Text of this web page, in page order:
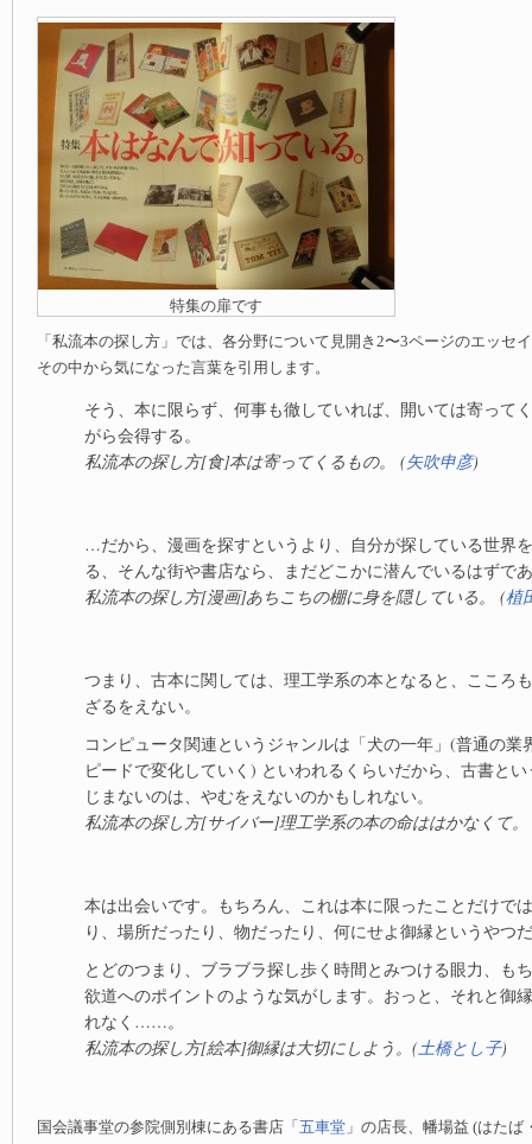
特集の扉です
「私流本の探し方」では、各分野について見開き2〜3ページのエッセ
その中から気になった言葉を引用します。
そう、本に限らず、何事も徹していれば、開いては寄って
がら会得する。
私流本の探し方[食]本は寄ってくるもの。 (矢吹申彦)
…だから、漫画を探すというより、自分が探している世界
る、そんな街や書店なら、まだどこかに潜んでいるはずで
私流本の探し方[漫画]あちこちの棚に身を隠している。 (植
つまり、古本に関しては、理工学系の本となると、こころ
ざるをえない。
コンピュータ関連というジャンルは「犬の一年」(普通の業
ピードで変化していく) といわれるくらいだから、古書と
じまないのは、やむをえないのかもしれない。
私流本の探し方[サイバー]理工学系の本の命ははかなくて
本は出会いです。もちろん、これは本に限ったことだけで
り、場所だったり、物だったり、何にせよ御縁というやつ
とどのつまり、ブラブラ探し歩く時間とみつける眼力、も
欲道へのポイントのような気がします。おっと、それと御
れなく……。
私流本の探し方[絵本]御縁は大切にしよう。(土橋とし子)
国会議事堂の参院側別棟にある書店「 五車堂 」の店長、幡場益 (はた